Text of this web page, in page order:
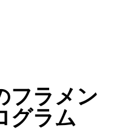
フラメン
グラム